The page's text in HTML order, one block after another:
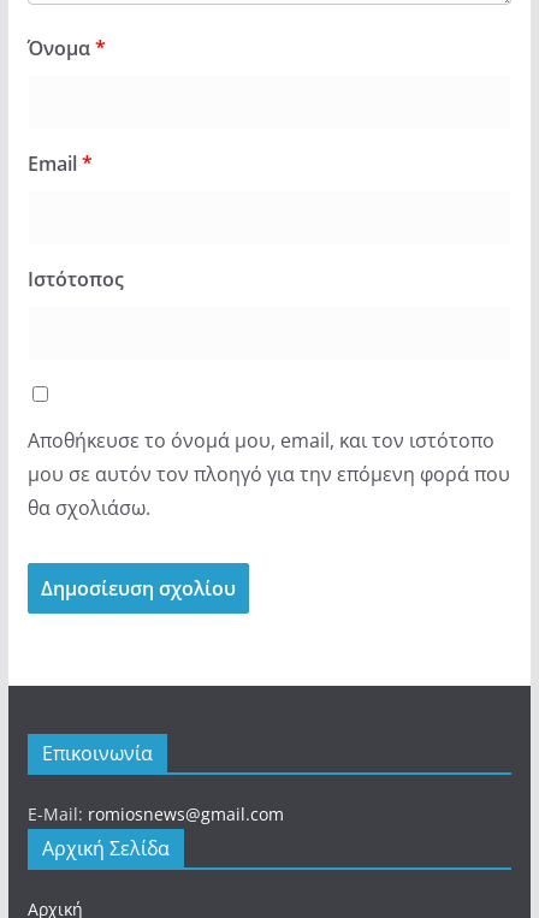
Όνομα*
Email*
Ιστότοπος
Αποθήκευσε το όνομά μου, email, και τον ιστότοπο
μου σε αυτόν τον πλοηγό για την επόμενη φορά που
θα σχολιάσω.
Επικοινωνία
E-Mail: romiosnews@gmail.com
Αρχική Σελίδα
Αρχική